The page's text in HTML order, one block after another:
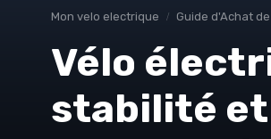
Mon velo electrique Guide d'Achat
Vélo
stabilité